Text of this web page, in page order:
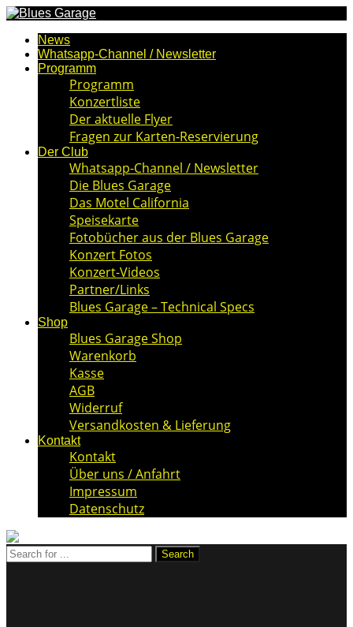
News
Whatsapp-Channel / Newsletter
Programm
Programm
Konzertliste
Der aktuelle Flyer
Fragen zur Karten-Reservierung
Der Club
Whatsapp-Channel / Newsletter
Die Blues Garage
Das Motel California
Speisekarte
Fotobücher aus der Blues Garage
Konzert Fotos
Konzert-Videos
Partner/Links
Blues Garage – Technical Specs
Shop
Blues Garage Shop
Warenkorb
Kasse
AGB
Widerruf
Versandkosten & Lieferung
Kontakt
Kontakt
Über uns / Anfahrt
Impressum
Datenschutz